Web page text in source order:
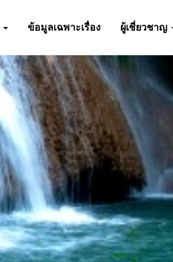
ข้อมูลเฉพาะเรื่อง ผู้เชี่ยวชาญ